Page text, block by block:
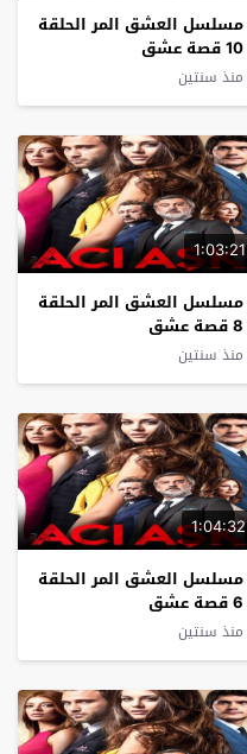
مسلسل العشق المر الحلقة
10 قصة عشق
منذ سنتين
1:03:21
مسلسل العشق المر الحلقة
8 قصة عشق
منذ سنتين
1:04:32
مسلسل العشق المر الحلقة
6 قصة عشق
منذ سنتين